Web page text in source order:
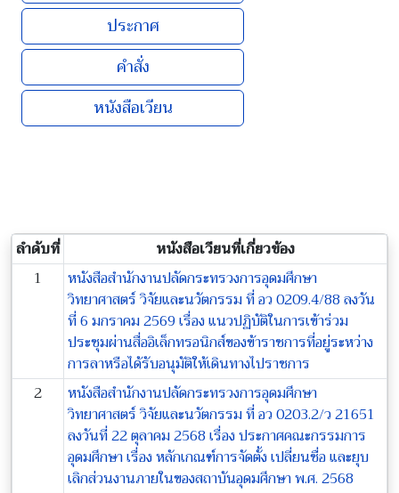
ประกาศ
คำสั่ง
หนังสือเวียน
ลำดับที่
หนังสือเวียนที่เกี่ยวข้อง
1
หนังสือสำนักงานปลัดกระทรวงการอุดมศึกษา
วิทยาศาสตร์ วิจัยและนวัตกรรม ที่ อว 0209.4/88 ลงวัน
ที่ 6 มกราคม 2569 เรื่อง แนวปฏิบัติในการเข้าร่วม
ประชุมผ่านสื่ออิเล็กทรอนิกส์ของข้าราชการที่อยู่ระหว่าง
การลาหรือได้รับอนุมัติให้เดินทางไปราชการ
2
หนังสือสำนักงานปลัดกระทรวงการอุดมศึกษา
วิทยาศาสตร์ วิจัยและนวัตกรรม ที่ อว 0203.2/ว 21651
ลงวันที่ 22 ตุลาคม 2568 เรื่อง ประกาศคณะกรรมการ
อุดมศึกษา เรื่อง หลักเกณฑ์การจัดตั้ง เปลี่ยนชื่อ และยุบ
เลิกส่วนงานภายในของสถาบันอุดมศึกษา พ.ศ. 2568